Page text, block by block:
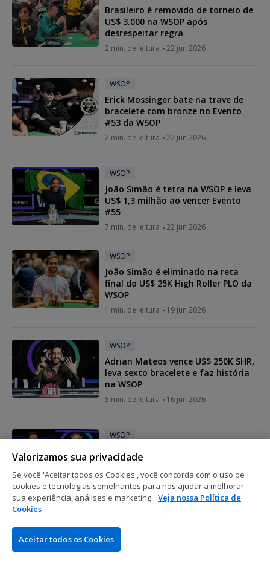
Brasileiro é removido de torneio de
US$ 3.000 na WSOP após
desrespeitar regra
2 min. de leitura 22 jun 2026
WSOP
Erick Mossinger bate na trave de
bracelete com bronze no Evento
#53 da WSOP
2 min. de leitura 22 jun 2026
WSOP
João Simão é tetra na WSOP e leva
US$ 1,3 milhão ao vencer Evento
#55
7 min. de leitura 22 jun 2026
WSOP
João Simão é eliminado na reta
final do US$ 25K High Roller PLO da
WSOP
1 min. de leitura 19 jun 2026
WSOP
Adrian Mateos vence US$ 250K SHR,
leva sexto bracelete e faz história
na WSOP
5 min. de leitura 16 jun 2026
WSOP
bracelete, e Alex Foxen conquista
tetra na WSOP; confira
3 min. de leitura 15 jun 2026
Yuri Martins conquista hexa e US$
2,8 milhões com vitória histórica na
Valorizamos sua privacidade
Se você 'Aceitar todos os Cookies', você concorda com o uso de
cookies e tecnologias semelhantes para nos ajudar a melhorar
sua experiência, análises e marketing. Veja nossa Política de
Cookies
Aceitar todos os Cookies